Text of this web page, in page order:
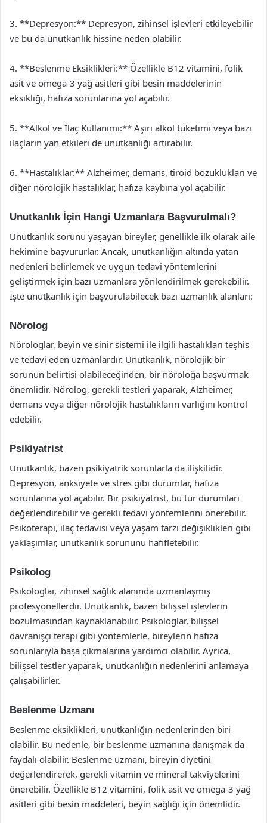
3. **Depresyon:** Depresyon, zihinsel işlevleri etkileyebilir
ve bu da unutkanlık hissine neden olabilir.
4. **Beslenme Eksiklikleri:** Özellikle B12 vitamini, folik
asit ve omega-3 yağ asitleri gibi besin maddelerinin
eksikliği, hafıza sorunlarına yol açabilir.
5. **Alkol ve İlaç Kullanımı:** Aşırı alkol tüketimi veya bazı
ilaçların yan etkileri de unutkanlığı artırabilir.
6. **Hastalıklar:** Alzheimer, demans, tiroid bozuklukları ve
diğer nörolojik hastalıklar, hafıza kaybına yol açabilir.
Unutkanlık İçin Hangi Uzmanlara Başvurulmalı?
Unutkanlık sorunu yaşayan bireyler, genellikle ilk olarak aile
hekimine başvururlar. Ancak, unutkanlığın altında yatan
nedenleri belirlemek ve uygun tedavi yöntemlerini
geliştirmek için bazı uzmanlara yönlendirilmek gerekebilir.
İşte unutkanlık için başvurulabilecek bazı uzmanlık alanları:
Nörolog
Nörologlar, beyin ve sinir sistemi ile ilgili hastalıkları teşhis
ve tedavi eden uzmanlardır. Unutkanlık, nörolojik bir
sorunun belirtisi olabileceğinden, bir nöroloğa başvurmak
önemlidir. Nörolog, gerekli testleri yaparak, Alzheimer,
demans veya diğer nörolojik hastalıkların varlığını kontrol
edebilir.
Psikiyatrist
Unutkanlık, bazen psikiyatrik sorunlarla da ilişkilidir.
Depresyon, anksiyete ve stres gibi durumlar, hafıza
sorunlarına yol açabilir. Bir psikiyatrist, bu tür durumları
değerlendirebilir ve gerekli tedavi yöntemlerini önerebilir.
Psikoterapi, ilaç tedavisi veya yaşam tarzı değişiklikleri gibi
yaklaşımlar, unutkanlık sorununu hafifletebilir.
Psikolog
Psikologlar, zihinsel sağlık alanında uzmanlaşmış
profesyonellerdir. Unutkanlık, bazen bilişsel işlevlerin
bozulmasından kaynaklanabilir. Psikologlar, bilişsel
davranışçı terapi gibi yöntemlerle, bireylerin hafıza
sorunlarıyla başa çıkmalarına yardımcı olabilir. Ayrıca,
bilişsel testler yaparak, unutkanlığın nedenlerini anlamaya
çalışabilirler.
Beslenme Uzmanı
Beslenme eksiklikleri, unutkanlığın nedenlerinden biri
olabilir. Bu nedenle, bir beslenme uzmanına danışmak da
faydalı olabilir. Beslenme uzmanı, bireyin diyetini
değerlendirerek, gerekli vitamin ve mineral takviyelerini
önerebilir. Özellikle B12 vitamini, folik asit ve omega-3 yağ
asitleri gibi besin maddeleri, beyin sağlığı için önemlidir.